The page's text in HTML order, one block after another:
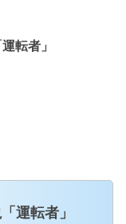
転者」
運転者」